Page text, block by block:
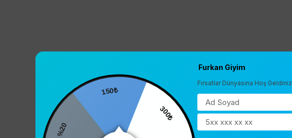
150₺
300₺
Furkan Giyim
Fırsatlar Dünyasına Hoş Geldiniz